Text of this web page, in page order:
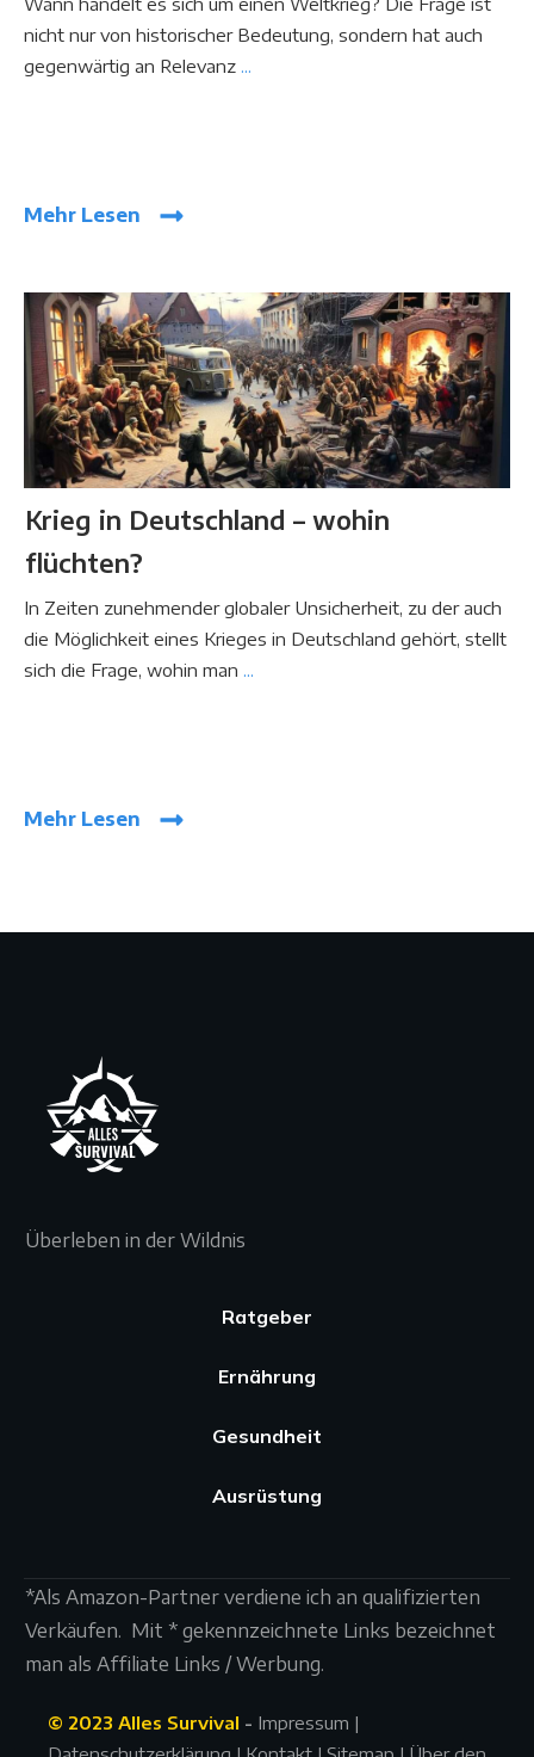
nicht nur von historischer Bedeutung, sondern hat auch
gegenwärtig an Relevanz ...
Mehr Lesen
Krieg in Deutschland – wohin
flüchten?
In Zeiten zunehmender globaler Unsicherheit, zu der auch
die Möglichkeit eines Krieges in Deutschland gehört, stellt
sich die Frage, wohin man ...
Mehr Lesen
Überleben in der Wildnis
Ratgeber
Ernährung
Gesundheit
Ausrüstung
*Als Amazon-Partner verdiene ich an qualifizierten
Verkäufen. Mit * gekennzeichnete Links bezeichnet
man als Affiliate Links / Werbung.
© 2023 Alles Survival - Impressum |